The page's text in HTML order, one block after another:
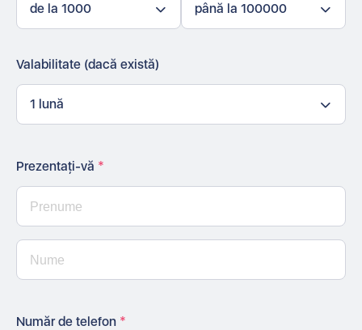
de la 1000 până la 100000
Valabilitate (dacă există)
1 lună
Prezentați-vă *
Număr de telefon *